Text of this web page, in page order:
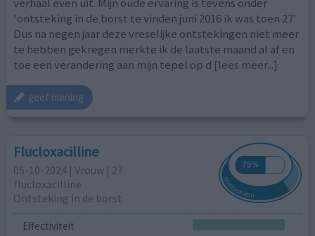
'ontsteking in de borst te vinden juni 2016 ik was toen 27'
Dus na negen jaar deze vreselijke ontstekingen niet meer
te hebben gekregen merkte ik de laatste maand al af en
toe een verandering aan mijn tepel op d [lees meer...]
geef mening
Flucloxacilline
05-10-2024 | Vrouw | 27
flucloxacilline
Ontsteking in de borst
Effectiviteit